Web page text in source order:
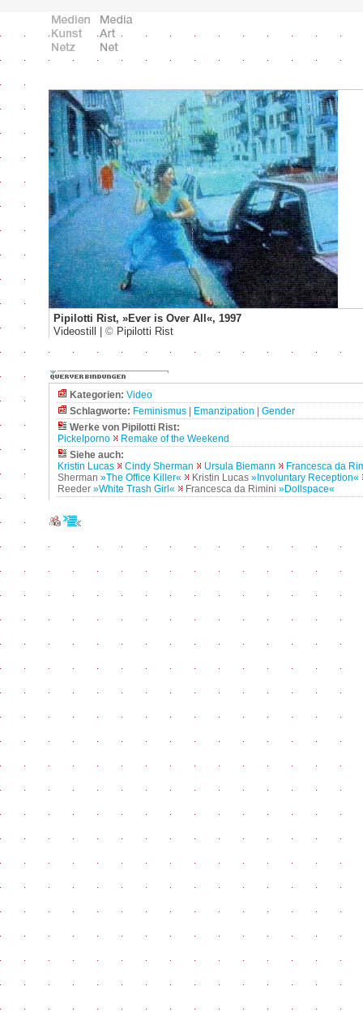
Pipilotti Rist, »Ever is Over All«, 1997
Videostill | © Pipilotti Rist
Kategorien: Video
Schlagworte: Feminismus Emanzipation
Gender
Werke von Pipilotti Rist:
Pickelporno
Remake of the Weekend
Siehe auch:
Kristin Lucas
Cindy Sherman Ursula Biemann
Francesca da
Sherman »The Office Killer« Kristin Lucas »Involuntary Reception«
Reeder »White Trash Girl« Francesca da Rimini »Dollspace«